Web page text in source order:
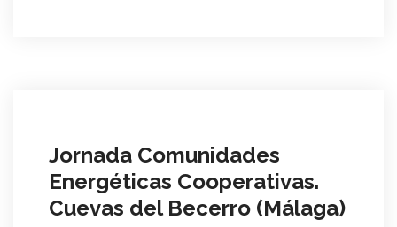
Jornada Comunidades
Energéticas Cooperativas.
Cuevas del Becerro (Málaga)